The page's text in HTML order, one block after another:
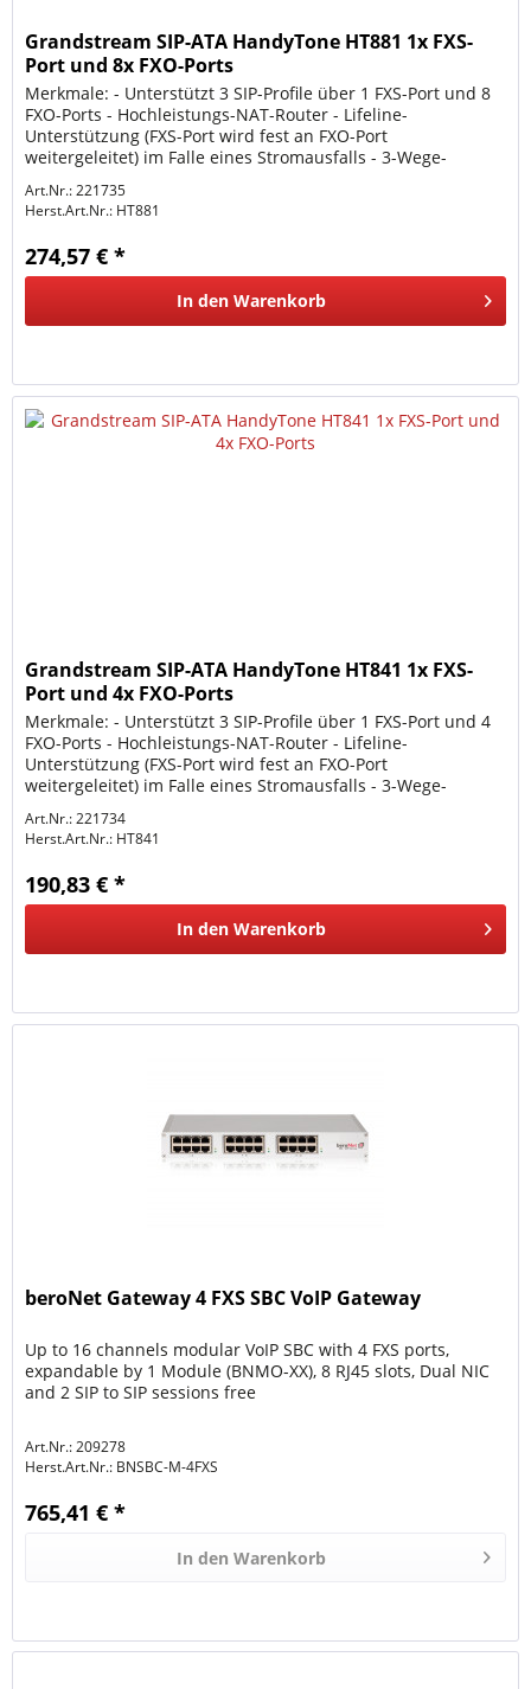
Grandstream SIP-ATA HandyTone HT881 1x FXS-
Port und 8x FXO-Ports
Merkmale: - Unterstützt 3 SIP-Profile über 1 FXS-Port und 8
FXO-Ports - Hochleistungs-NAT-Router - Lifeline-
Unterstützung (FXS-Port wird fest an FXO-Port
weitergeleitet) im Falle eines Stromausfalls - 3-Wege-
Art.Nr.: 221735
Herst.Art.Nr.: HT881
274,57 € *
In den Warenkorb
Grandstream SIP-ATA HandyTone HT841 1x FXS-
Port und 4x FXO-Ports
Merkmale: - Unterstützt 3 SIP-Profile über 1 FXS-Port und 4
FXO-Ports - Hochleistungs-NAT-Router - Lifeline-
Unterstützung (FXS-Port wird fest an FXO-Port
weitergeleitet) im Falle eines Stromausfalls - 3-Wege-
Art.Nr.: 221734
Herst.Art.Nr.: HT841
190,83 € *
In den Warenkorb
beroNet Gateway 4 FXS SBC VoIP Gateway
Up to 16 channels modular VoIP SBC with 4 FXS ports,
expandable by 1 Module (BNMO-XX), 8 RJ45 slots, Dual NIC
and 2 SIP to SIP sessions free
Art.Nr.: 209278
Herst.Art.Nr.: BNSBC-M-4FXS
765,41 € *
In den Warenkorb